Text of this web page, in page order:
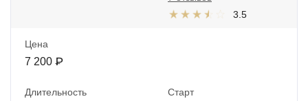
3.5
Цена
7 200 ₽
Длительность Старт